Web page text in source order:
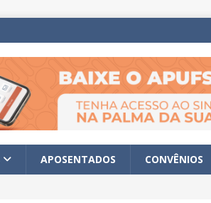
APOSENTADOS CONVÊNIOS